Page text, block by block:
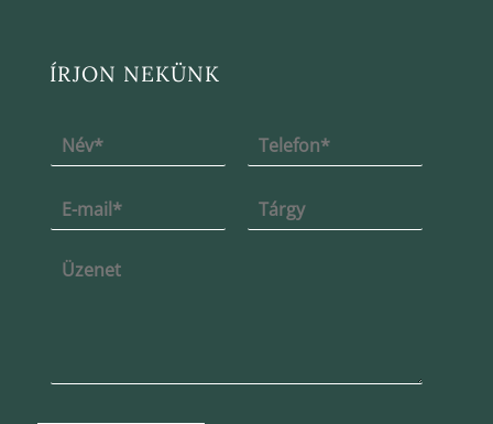
ÍRJON NEKÜNK